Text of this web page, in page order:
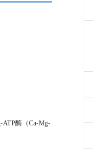
酶（Ca-Mg-